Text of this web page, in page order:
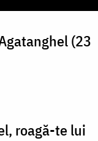
(23
roagă-te lui